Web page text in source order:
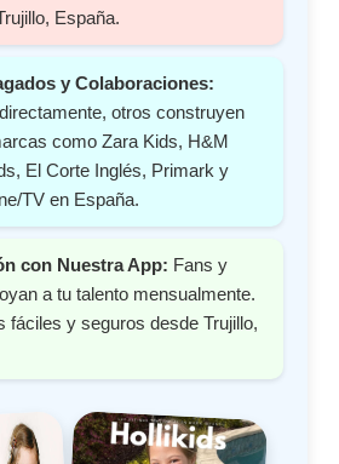
España.
y Colaboraciones:
otros construyen
como Zara Kids, H&M
El Corte Inglés, Primark y
TV en España.
con Nuestra App: Fans y
a tu talento mensualmente.
fáciles y seguros desde Trujillo,